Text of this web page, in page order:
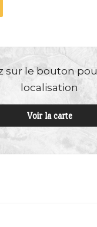
sur le bouton
localisation
Voir la carte